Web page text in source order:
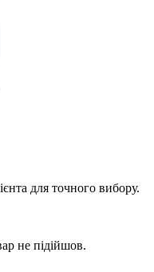
для точного вибору.
Легкий процес повернення, якщо товар не підійшов.